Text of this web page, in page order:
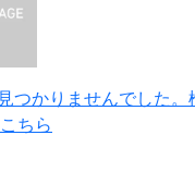
つかりませんでした。
ちら